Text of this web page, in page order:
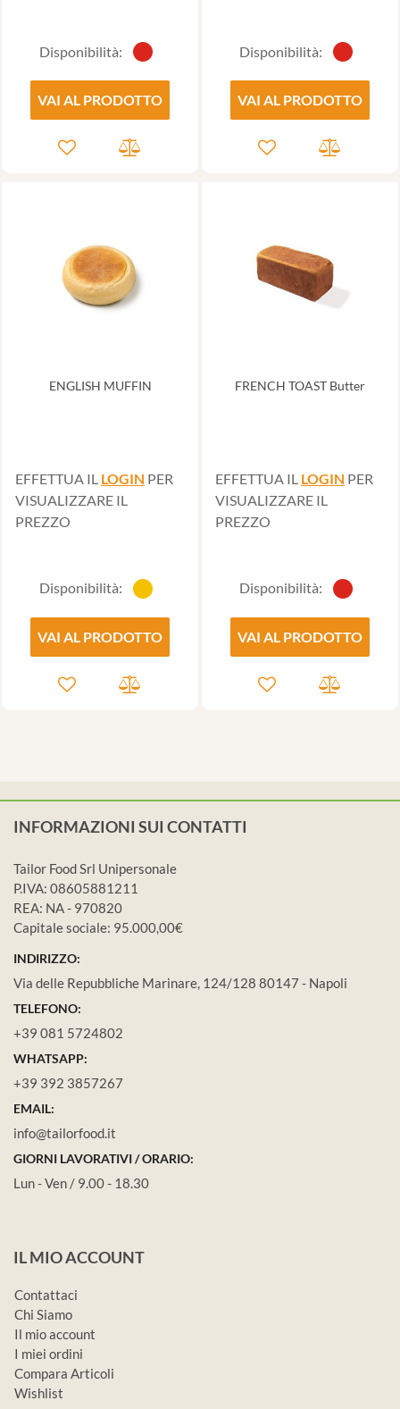
Disponibilità:
VAI AL PRODOTTO
Disponibilità:
VAI AL PRODOTTO
ENGLISH MUFFIN
EFFETTUA IL LOGIN PER
VISUALIZZARE IL
PREZZO
Disponibilità:
VAI AL PRODOTTO
FRENCH TOAST Butter
EFFETTUA IL LOGIN PER
VISUALIZZARE IL
PREZZO
Disponibilità:
VAI AL PRODOTTO
INFORMAZIONI SUI CONTATTI
Tailor Food Srl Unipersonale
P.IVA: 08605881211
REA: NA - 970820
Capitale sociale: 95.000,00€
INDIRIZZO:
Via delle Repubbliche Marinare, 124/128 80147 - Napoli
TELEFONO:
+39 081 5724802
WHATSAPP:
+39 392 3857267
EMAIL:
info@tailorfood.it
GIORNI LAVORATIVI / ORARIO:
Lun - Ven / 9.00 - 18.30
IL MIO ACCOUNT
Contattaci
Chi Siamo
Il mio account
I miei ordini
Compara Articoli
Wishlist